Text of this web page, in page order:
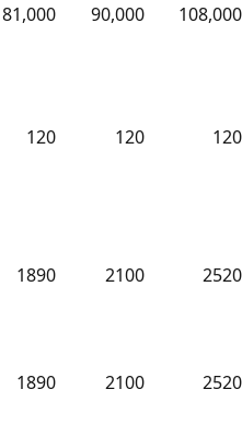
81,000 90,000 108,000
120 120 120
1890 2100 2520
1890 2100 2520